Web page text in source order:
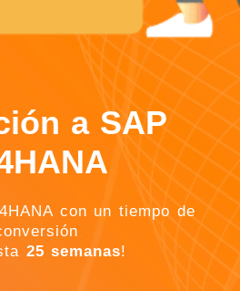
a SAP
con un tiempo de
25 semanas!